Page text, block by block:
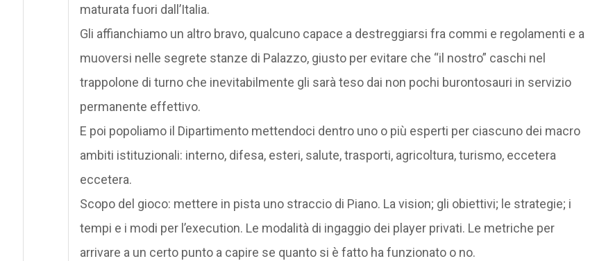
maturata fuori dall’Italia.
Gli affianchiamo un altro bravo, qualcuno capace a destreggiarsi fra commi e regolamenti e a
muoversi nelle segrete stanze di Palazzo, giusto per evitare che “il nostro” caschi nel
trappolone di turno che inevitabilmente gli sarà teso dai non pochi burontosauri in servizio
permanente effettivo.
E poi popoliamo il Dipartimento mettendoci dentro uno o più esperti per ciascuno dei macro
ambiti istituzionali: interno, difesa, esteri, salute, trasporti, agricoltura, turismo, eccetera
eccetera.
Scopo del gioco: mettere in pista uno straccio di Piano. La vision; gli obiettivi; le strategie; i
tempi e i modi per l’execution. Le modalità di ingaggio dei player privati. Le metriche per
arrivare a un certo punto a capire se quanto si è fatto ha funzionato o no.